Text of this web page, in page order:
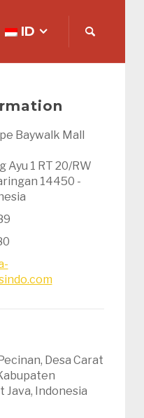
ID
Baywalk Mall
Ayu 1 RT 20/RW
14450 -
Desa Carat
Java, Indonesia